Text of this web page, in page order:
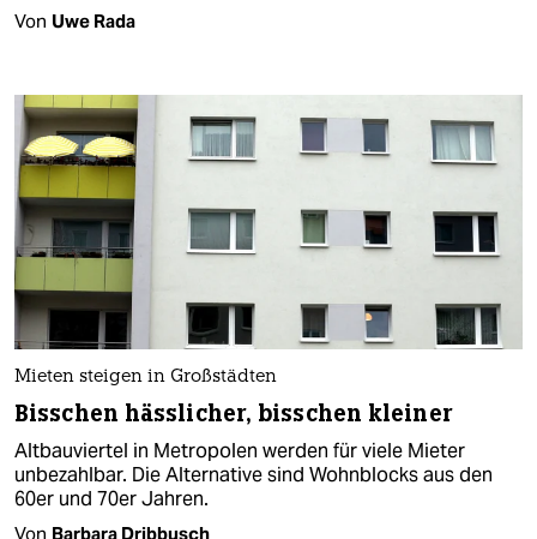
Von Uwe Rada
Mieten steigen in Großstädten
Bisschen hässlicher, bisschen kleiner
Altbauviertel in Metropolen werden für viele Mieter
unbezahlbar. Die Alternative sind Wohnblocks aus den
60er und 70er Jahren.
Von Barbara Dribbusch